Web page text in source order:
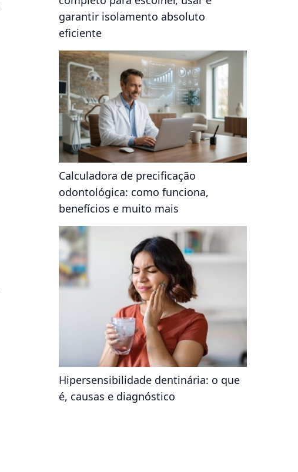
garantir isolamento absoluto
eficiente
Calculadora de precificação
odontológica: como funciona,
benefícios e muito mais
Hipersensibilidade dentinária: o que
é, causas e diagnóstico